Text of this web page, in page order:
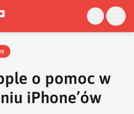
o pomoc w
iPhone’ów